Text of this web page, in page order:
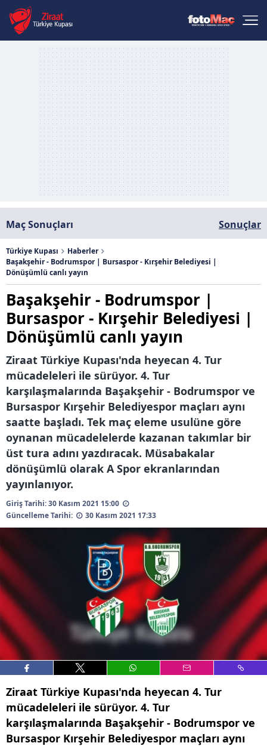
Maç Sonuçları Sonuçlar
Türkiye Kupası
Haberler
Başakşehir - Bodrumspor | Bursaspor - Kırşehir Belediyesi |
Dönüşümlü canlı yayın
Başakşehir - Bodrumspor |
Bursaspor - Kırşehir Belediyesi |
Dönüşümlü canlı yayın
Ziraat Türkiye Kupası'nda heyecan 4. Tur
mücadeleleri ile sürüyor. 4. Tur
karşılaşmalarında Başakşehir - Bodrumspor ve
Bursaspor Kırşehir Belediyespor maçları aynı
saatte başladı. Tek maç eleme usulüne göre
oynanan mücadelelerde kazanan takımlar bir
üst tura adını yazdıracak. Müsabakalar
dönüşümlü olarak A Spor ekranlarından
yayınlanıyor.
Giriş Tarihi: 30 Kasım 2021 15:00
Güncelleme Tarihi:
30 Kasım 2021 17:33
Ziraat Türkiye Kupası'nda heyecan 4. Tur
mücadeleleri ile sürüyor. 4. Tur
karşılaşmalarında Başakşehir - Bodrumspor ve
Bursaspor Kırşehir Belediyespor maçları aynı